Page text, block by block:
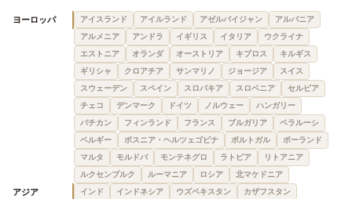
ヨーロッパ アイスランド アイルランド アゼルバイジャン
アルバニア
アルメニア
アンドラ イギリス イタリア
ウクライナ
エストニア
オランダ オーストリア キプロス
キルギス
ギリシャ
クロアチア サンマリノ ジョージア
スイス
スウェーデン
スペイン スロバキア スロベニア
セルビア
チェコ
デンマーク ドイツ ノルウェー
ハンガリー
バチカン
フィンランド フランス ブルガリア
ベラルーシ
ベルギー
ボスニア・ヘルツェゴビナ ポルトガル
ポーランド
マルタ
モルドバ モンテネグロ ラトビア
リトアニア
ルクセンブルク
ルーマニア ロシア 北マケドニア
アジア インド インドネシア ウズベキスタン
カザフスタン